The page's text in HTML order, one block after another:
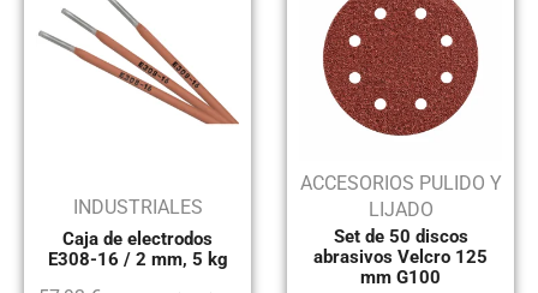
INDUSTRIALES
Caja de electrodos
E308-16 / 2 mm, 5 kg
ACCESORIOS PULIDO Y
LIJADO
Set de 50 discos
abrasivos Velcro 125
mm G100